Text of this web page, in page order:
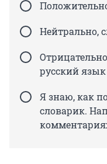
Нейтрально,
русский язык
Я знаю, как
словарик.